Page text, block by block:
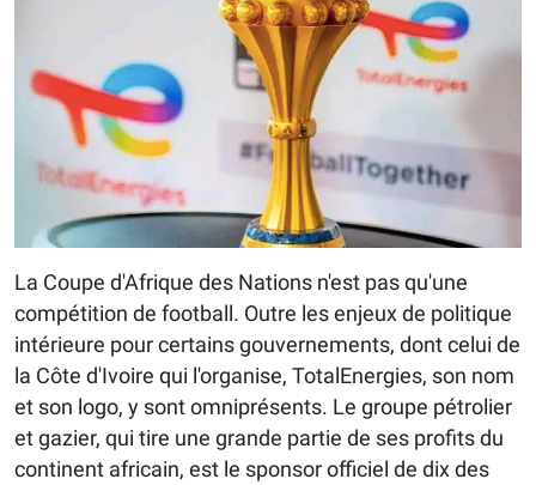
La Coupe d'Afrique des Nations n'est pas qu'une
compétition de football. Outre les enjeux de politique
intérieure pour certains gouvernements, dont celui de
la Côte d'Ivoire qui l'organise, TotalEnergies, son nom
et son logo, y sont omniprésents. Le groupe pétrolier
et gazier, qui tire une grande partie de ses profits du
continent africain, est le sponsor officiel de dix des